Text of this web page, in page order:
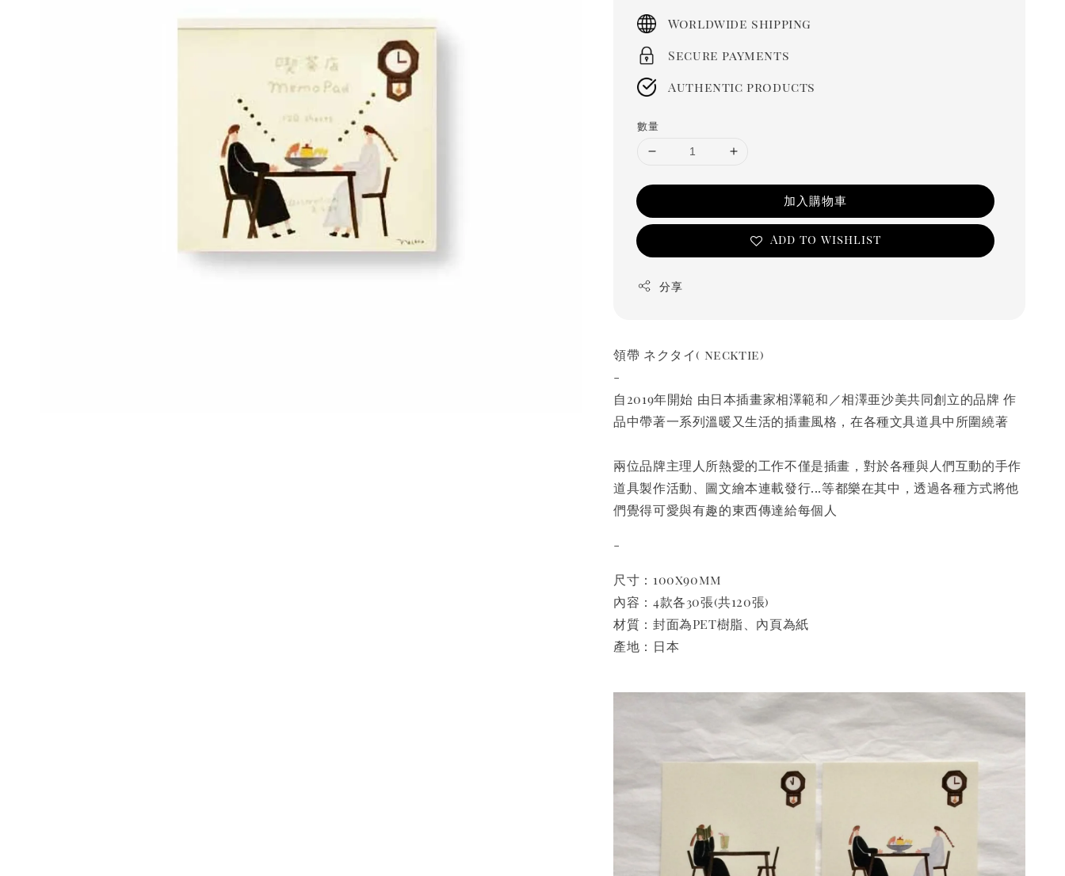
price
Worldwide shipping
Secure payments
Authentic products
數量
加入購物車
Add to wishlist
分享
領帶 ネクタイ( necktie)
-
自2019年開始 由日本插畫家相澤範和／相澤亜沙美共同創立的品牌 作
品中帶著一系列溫暖又生活的插畫風格，在各種文具道具中所圍繞著
兩位品牌主理人所熱愛的工作不僅是插畫，對於各種與人們互動的手作
道具製作活動、圖文繪本連載發行...等都樂在其中，透過各種方式將他
們覺得可愛與有趣的東西傳達給每個人
-
尺寸：100x90mm
內容：4款各30張(共120張)
材質：封面為PET樹脂、內頁為紙
產地：日本